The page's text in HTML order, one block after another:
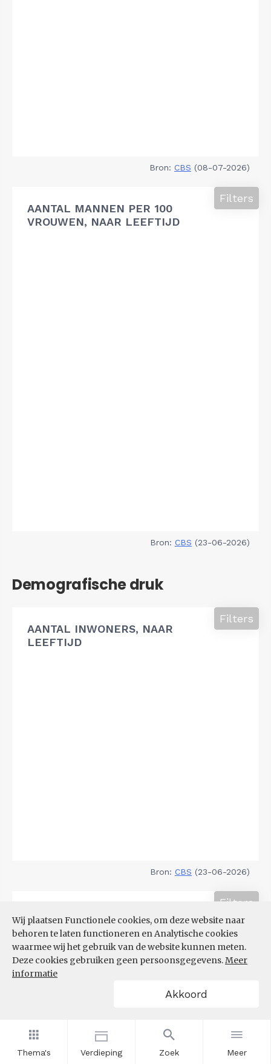
Thema's Verdieping Zoek Meer
Wij plaatsen Functionele cookies, om deze website naar
behoren te laten functioneren en Analytische cookies
waarmee wij het gebruik van de website kunnen meten.
Deze cookies gebruiken geen persoonsgegevens.Meer
informatie
Akkoord
Bron: CBS (08-07-2026)
AANTAL MANNEN PER 100
VROUWEN, NAAR LEEFTIJD
Filters
Bron: CBS (23-06-2026)
Demografische druk
AANTAL INWONERS, NAAR
LEEFTIJD
Filters
Bron: CBS (23-06-2026)
Filters